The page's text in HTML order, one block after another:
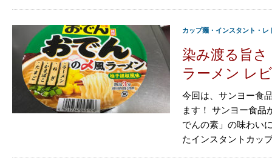
カップ麺・インスタント・レ
染み渡る旨
ラーメン レ
今回は、サンヨー食
ます！ サンヨー食品
でんの素」の味わい
たインスタントカッ